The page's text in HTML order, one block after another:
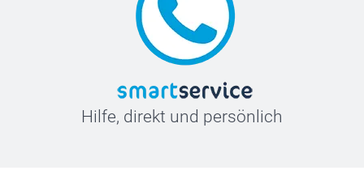
Hilfe, direkt und persönlich